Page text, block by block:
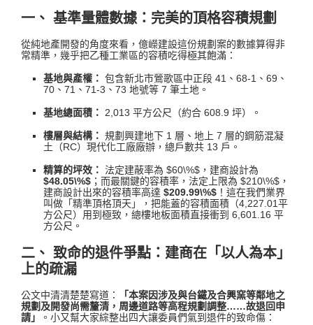
一、 基準量體數據：完美的頂格容積規劃
從純地產開發的角度來看，億嶸建設這份規劃案的數據算得非
常精準，幾乎把乙種工業區的容積吃得極其飽滿 ：
基地與產權： 包含新北市鶯歌區中正段 41、68-1、69、
70、71、71-3、73 地號等 7 筆土地 。
基地總面積： 2,013 平方公尺（約合 608.9 坪） 。
樓層與結構： 規劃興建地下 1 層、地上 7 層的鋼筋混凝
土（RC）現代化工廠廠辦，總戶數共 13 戶 。
精算的坪效： 法定建蔽率為 $60\%$ ，建商設計為
$48.05\%$ ；而最關鍵的容積率，法定上限為 $210\%$ ，
建商設計出來的容積率高達 $209.99\%$ ！這在我們業界
叫做「精準頂格頂天」，把能蓋的容積面積（4,227.01平
方公尺）用到極致，總樓地板面積直接衝到 6,601.16 平
方公尺 。
二、 致命的退件爭點：建商在「以人為本」
上的疏漏
公文中清清楚楚寫道：
「本案因涉及與台鐵及合興窯等鄰地之
規劃及開發尚需釐清，周邊道路等高程規劃調整……故退回申
請」
。小又幫大家綜整出四大讓委員們氣到退件的致命傷：